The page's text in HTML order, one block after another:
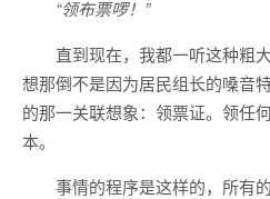
“领布票啰！”
直到现在，我都一听这种粗
想那倒不是因为居民组长的嗓音
的那一关联想象：领票证。领任
本。
事情的程序是这样的，所有